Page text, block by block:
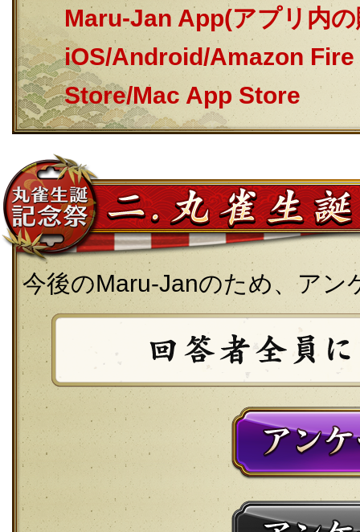
Maru-Jan App(アプリ内
iOS/Android/Amazon
Store/Mac App Store
今後のMaru-Janのため、アン